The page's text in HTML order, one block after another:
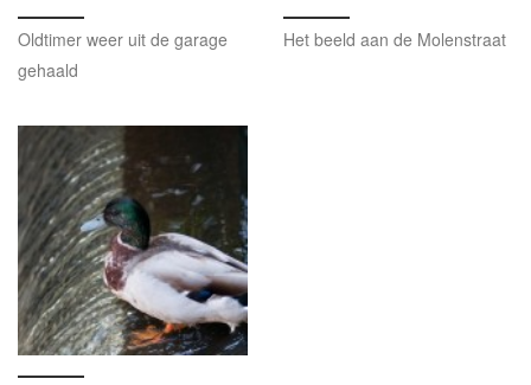
Oldtimer weer uit de garage
gehaald
Het beeld aan de Molenstraat